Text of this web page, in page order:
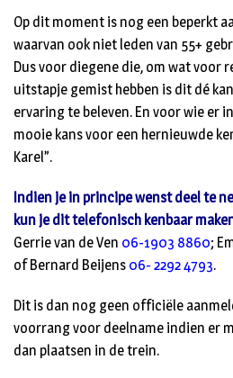
Op dit moment is nog een beperkt
waarvan ook niet leden van 55+
Dus voor diegene die, om wat voor
uitstapje gemist hebben is dit dé
ervaring te beleven. En voor wie er
mooie kans voor een hernieuwde
Karel”.
Indien je in principe wenst deel te
kun je dit telefonisch kenbaar
Gerrie van de Ven 06-1903 8860;
of Bernard Beijens 06- 2292 4793.
Dit is dan nog geen officiële
voorrang voor deelname indien er
dan plaatsen in de trein.